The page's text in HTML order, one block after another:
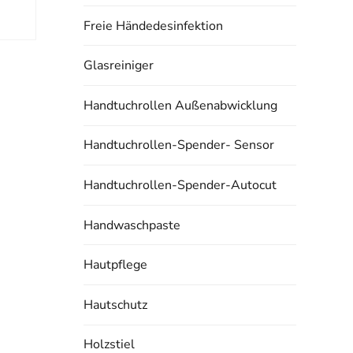
Freie Händedesinfektion
Glasreiniger
Handtuchrollen Außenabwicklung
Handtuchrollen-Spender- Sensor
Handtuchrollen-Spender-Autocut
Handwaschpaste
Hautpflege
Hautschutz
Holzstiel